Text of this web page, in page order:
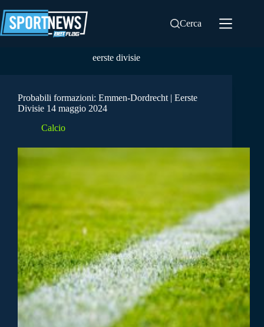
al
contenuto
Cerca
eerste divisie
Probabili formazioni: Emmen-Dordrecht | Eerste
Divisie 14 maggio 2024
Calcio